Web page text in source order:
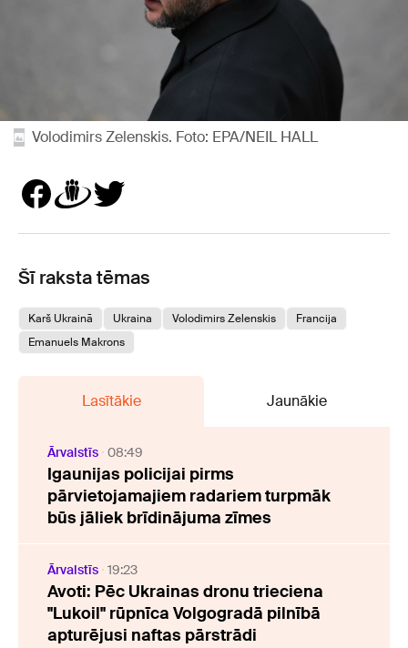
Volodimirs Zelenskis. Foto: EPA/NEIL HALL
Šī raksta tēmas
Karš Ukrainā Ukraina Volodimirs Zelenskis
Francija
Emanuels Makrons
Lasītākie Jaunākie
Ārvalstīs 08:49
Igaunijas policijai pirms
pārvietojamajiem radariem turpmāk
būs jāliek brīdinājuma zīmes
Ārvalstīs 19:23
Avoti: Pēc Ukrainas dronu trieciena
"Lukoil" rūpnīca Volgogradā pilnībā
apturējusi naftas pārstrādi